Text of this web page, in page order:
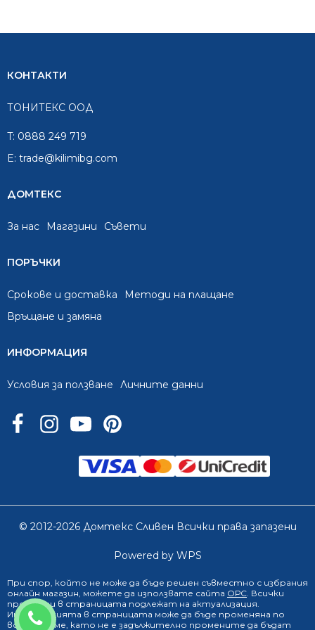
0888 249 719
КОНТАКТИ
ТОНИТЕКС ООД
T: 0888 249 719
E: trade@kilimibg.com
ДОМТЕКС
За нас Mагазини Съвети
ПОРЪЧКИ
Срокове и доставка
Методи на плащане
Връщане и замяна
ИНФОРМАЦИЯ
Условия за ползване Личните данни
© 2012-2026 Домтекс Сливен Всички права запазени
Powered by WPS
При спор, който не може да бъде решен съвместно с избрания
онлайн магазин, можете да използвате сайта ОРС. Всички
продукти в страницата подлежат на актуализация.
Информацията в страницата може да бъде променяна по
всяко време, като не е задължително промените да бъдат